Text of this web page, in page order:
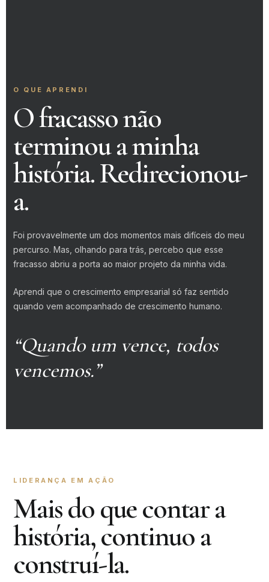
O QUE APRENDI
O fracasso não
terminou a minha
história. Redirecionou-
a.
Foi provavelmente um dos momentos mais difíceis do meu
percurso. Mas, olhando para trás, percebo que esse
fracasso abriu a porta ao maior projeto da minha vida.
Aprendi que o crescimento empresarial só faz sentido
quando vem acompanhado de crescimento humano.
“Quando um vence, todos
vencemos.”
LIDERANÇA EM AÇÃO
Mais do que contar a
história, continuo a
construí-la.